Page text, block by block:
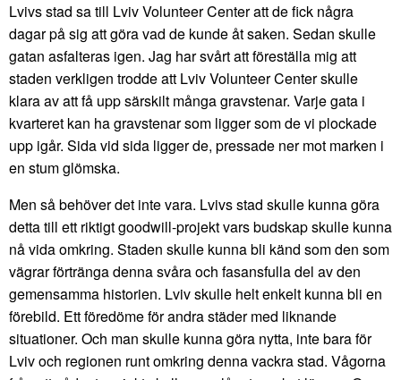
Lvivs stad sa till Lviv Volunteer Center att de fick några
dagar på sig att göra vad de kunde åt saken. Sedan skulle
gatan asfalteras igen. Jag har svårt att föreställa mig att
staden verkligen trodde att Lviv Volunteer Center skulle
klara av att få upp särskilt många gravstenar. Varje gata i
kvarteret kan ha gravstenar som ligger som de vi plockade
upp igår. Sida vid sida ligger de, pressade ner mot marken i
en stum glömska.
Men så behöver det inte vara. Lvivs stad skulle kunna göra
detta till ett riktigt goodwill-projekt vars budskap skulle kunna
nå vida omkring. Staden skulle kunna bli känd som den som
vägrar förtränga denna svåra och fasansfulla del av den
gemensamma historien. Lviv skulle helt enkelt kunna bli en
förebild. Ett föredöme för andra städer med liknande
situationer. Och man skulle kunna göra nytta, inte bara för
Lviv och regionen runt omkring denna vackra stad. Vågorna